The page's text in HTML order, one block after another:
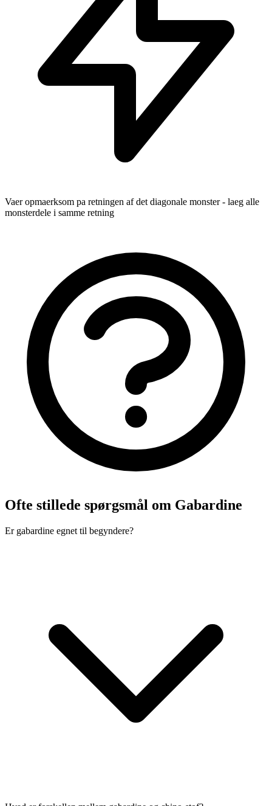
Vaer opmaerksom pa retningen af det diagonale monster - laeg alle
monsterdele i samme retning
Ofte stillede spørgsmål om Gabardine
Er gabardine egnet til begyndere?